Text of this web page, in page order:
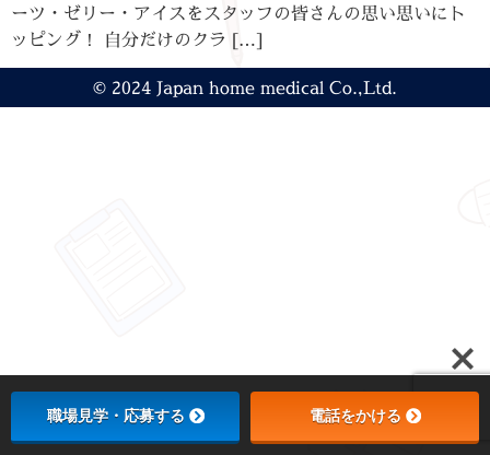
ーツ・ゼリー・アイスをスタッフの皆さんの思い思いにト
ッピング！ 自分だけのクラ […]
© 2024 Japan home medical Co.,Ltd.
職場見学・応募する 電話をかける